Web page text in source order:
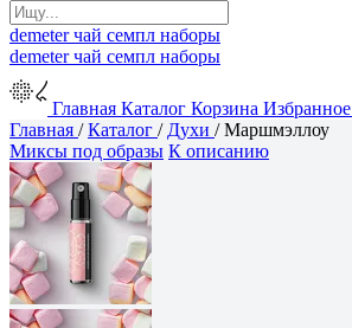
demeterчай семпл наборы
demeterчай семпл наборы
Главная Каталог Корзина Избранное
Главная /Каталог / Духи /Маршмэллоу
Миксы под образы К описанию